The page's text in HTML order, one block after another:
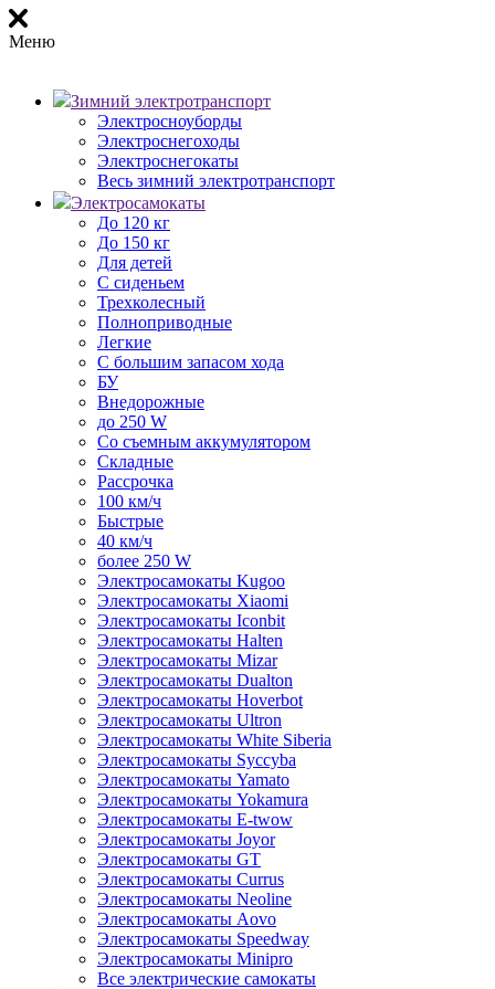
Меню
Зимний электротранспорт
Электросноуборды
Электроснегоходы
Электроснегокаты
Весь зимний электротранспорт
Электросамокаты
До 120 кг
До 150 кг
Для детей
С сиденьем
Трехколесный
Полноприводные
Легкие
С большим запасом хода
БУ
Внедорожные
до 250 W
Со съемным аккумулятором
Складные
Рассрочка
100 км/ч
Быстрые
40 км/ч
более 250 W
Электросамокаты Kugoo
Электросамокаты Xiaomi
Электросамокаты Iconbit
Электросамокаты Halten
Электросамокаты Mizar
Электросамокаты Dualton
Электросамокаты Hoverbot
Электросамокаты Ultron
Электросамокаты White Siberia
Электросамокаты Syccyba
Электросамокаты Yamato
Электросамокаты Yokamura
Электросамокаты E-twow
Электросамокаты Joyor
Электросамокаты GT
Электросамокаты Currus
Электросамокаты Neoline
Электросамокаты Aovo
Электросамокаты Speedway
Электросамокаты Minipro
Все электрические самокаты